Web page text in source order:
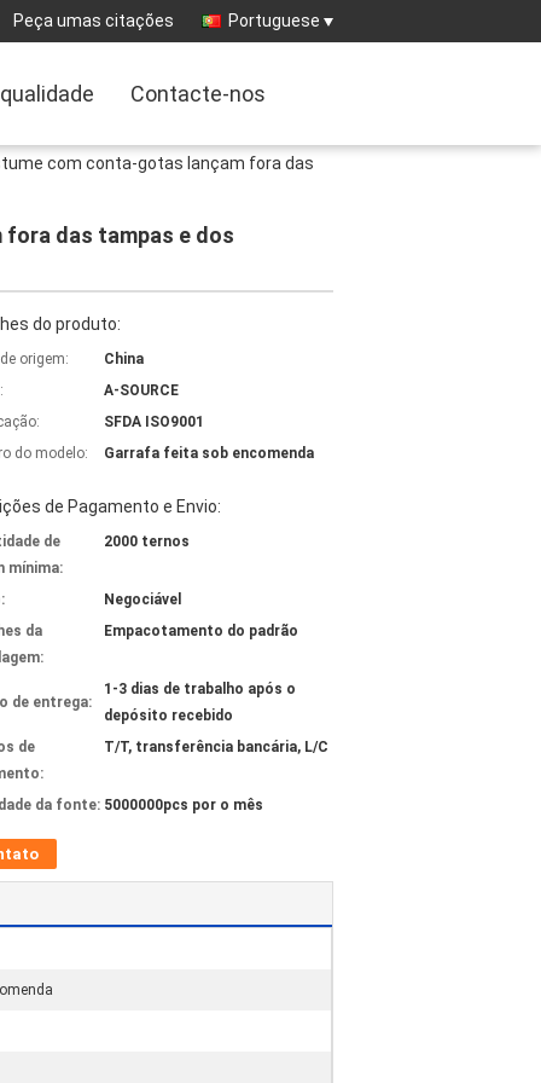
Peça umas citações Portuguese
Contacte-nos
com conta-gotas lançam fora das
das tampas e dos
do produto:
origem:
China
A-SOURCE
SFDA ISO9001
do modelo:
Garrafa feita sob encomenda
de Pagamento e Envio:
de
mínima:
2000 ternos
Negociável
da
Empacotamento do padrão
de entrega:
1-3 dias de trabalho após o
depósito recebido
de
T/T, transferência bancária, L/C
da fonte: 5000000pcs por o mês